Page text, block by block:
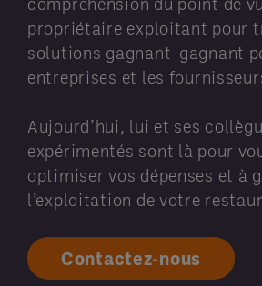
propriétaire exploitant pour
solutions gagnant-gagnant
entreprises et les
Aujourd’hui, lui et ses
expérimentés sont là pour
optimiser vos dépenses et à
l’exploitation de votre
Contactez-nous